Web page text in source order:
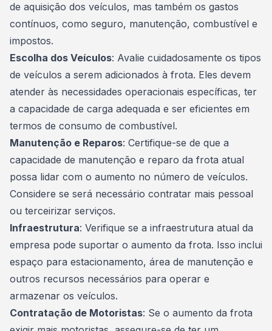
de aquisição dos veículos, mas também os gastos
contínuos, como seguro, manutenção, combustível e
impostos.
Escolha dos Veículos: Avalie cuidadosamente os tipos
de veículos a serem adicionados à frota. Eles devem
atender às necessidades operacionais específicas, ter
a capacidade de carga adequada e ser eficientes em
termos de consumo de combustível.
Manutenção e Reparos: Certifique-se de que a
capacidade de manutenção e reparo da frota atual
possa lidar com o aumento no número de veículos.
Considere se será necessário contratar mais pessoal
ou terceirizar serviços.
Infraestrutura: Verifique se a infraestrutura atual da
empresa pode suportar o aumento da frota. Isso inclui
espaço para estacionamento, área de manutenção e
outros recursos necessários para operar e
armazenar os veículos.
Contratação de Motoristas: Se o aumento da frota